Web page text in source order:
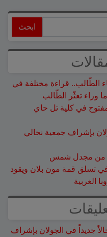
الطّالب.. قراءة مختلفة في
وراء تعثّر الطّالب
في كلية تل حاي
الجولان بإشراف جمعية نحالي
من مجدل شمس
في تسلق قمة مون بلان ويقود
الغربية
14 نحالاً جديداً في الجولان بإشراف